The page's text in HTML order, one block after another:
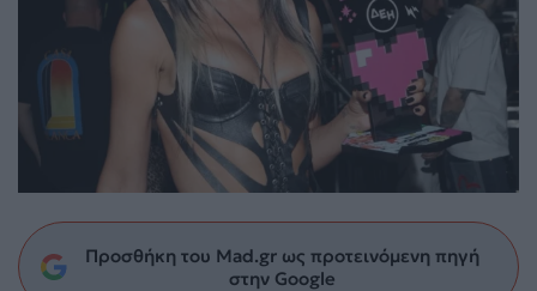
Προσθήκη του Mad.gr ως προτεινόμενη πηγή
στην Google